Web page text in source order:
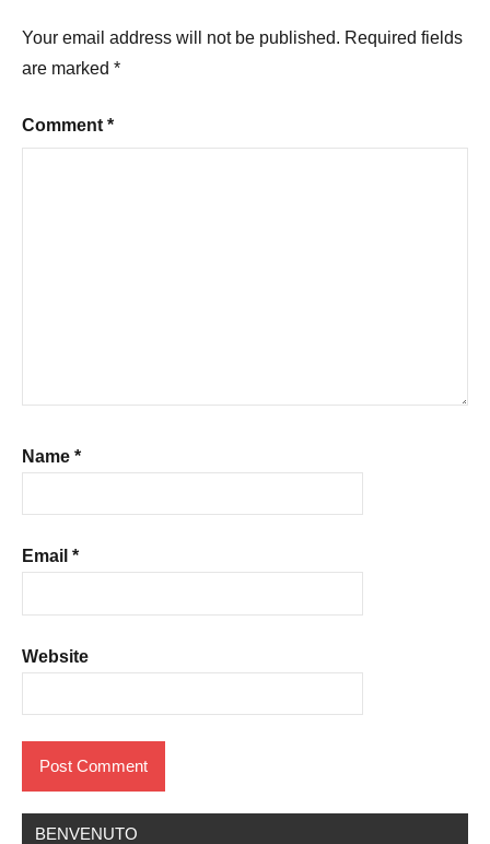
Your email address will not be published. Required fields
are marked *
Comment *
Name *
Email *
Website
BENVENUTO